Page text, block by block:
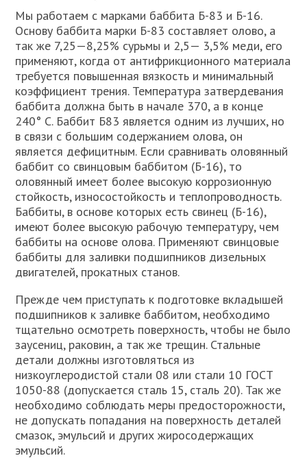
Мы работаем с марками баббита Б-83 и Б-16.
Основу баббита марки Б-83 составляет олово, а
так же 7,25—8,25% сурьмы и 2,5— 3,5% меди, его
применяют, когда от антифрикционного материала
требуется повышенная вязкость и минимальный
коэффициент трения. Температура затвердевания
баббита должна быть в начале 370, а в конце
240° С. Баббит Б83 является одним из лучших, но
в связи с большим содержанием олова, он
является дефицитным. Если сравнивать оловянный
баббит со свинцовым баббитом (Б-16), то
оловянный имеет более высокую коррозионную
стойкость, износостойкость и теплопроводность.
Баббиты, в основе которых есть свинец (Б-16),
имеют более высокую рабочую температуру, чем
баббиты на основе олова. Применяют свинцовые
баббиты для заливки подшипников дизельных
двигателей, прокатных станов.
Прежде чем приступать к подготовке вкладышей
подшипников к заливке баббитом, необходимо
тщательно осмотреть поверхность, чтобы не было
заусениц, раковин, а так же трещин. Стальные
детали должны изготовляться из
низкоуглеродистой стали 08 или стали 10 ГОСТ
1050-88 (допускается сталь 15, сталь 20). Так же
необходимо соблюдать меры предосторожности,
не допускать попадания на поверхность деталей
смазок, эмульсий и других жиросодержащих
эмульсий.